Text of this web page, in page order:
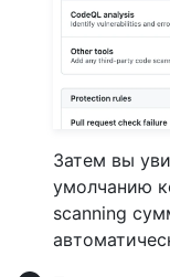
Затем вы
умолчанию
scanning